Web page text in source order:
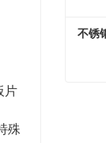
片
殊
不锈